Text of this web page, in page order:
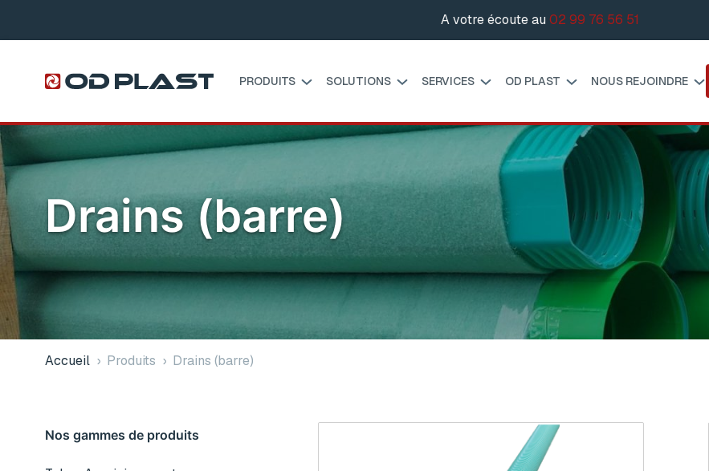
A votre écoute au 02 99 76 56 51
PRODUITS SOLUTIONS SERVICES OD PLAST NOUS REJOINDRE
Drains (barre)
Accueil › Produits › Drains (barre)
Nos gammes de produits